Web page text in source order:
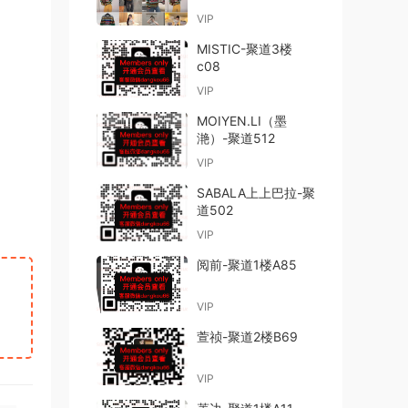
VIP
MISTIC-聚道3楼
c08
VIP
MOIYEN.LI（墨
滟）-聚道512
VIP
SABALA上上巴拉-聚
道502
VIP
阅前-聚道1楼A85
VIP
萱祯-聚道2楼B69
VIP